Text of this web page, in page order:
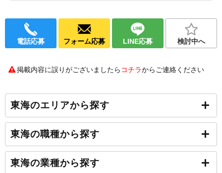
電話応募 フォーム応募 LINE応募 検討中へ
掲載内容に誤りがございましたら コチラからご連絡ください
東海のエリアから探す
東海の職種から探す
東海の業種から探す